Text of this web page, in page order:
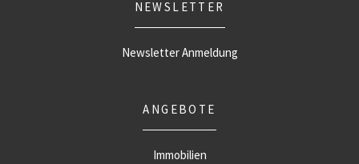
NEWSLETTER
Newsletter Anmeldung
ANGEBOTE
Immobilien